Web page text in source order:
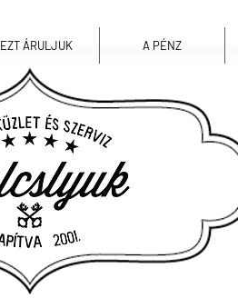
EZT ÁRULJUK A PÉNZ